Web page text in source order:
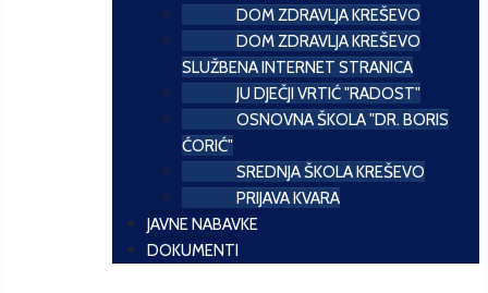
DOM ZDRAVLJA KREŠEVO
DOM ZDRAVLJA KREŠEVO
SLUŽBENA INTERNET STRANICA
JU DJEČJI VRTIĆ "RADOST"
OSNOVNA ŠKOLA "DR. BORIS
ĆORIĆ"
SREDNJA ŠKOLA KREŠEVO
PRIJAVA KVARA
JAVNE NABAVKE
DOKUMENTI